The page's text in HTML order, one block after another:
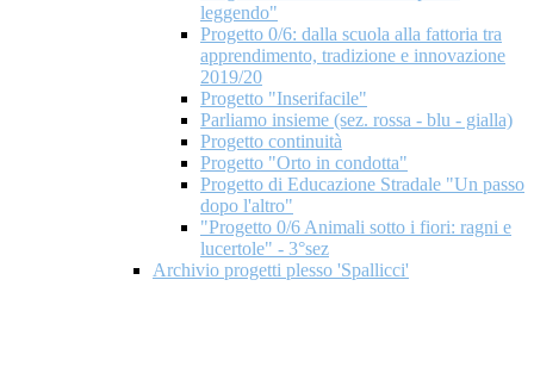
leggendo"
Progetto 0/6: dalla scuola alla fattoria tra
apprendimento, tradizione e innovazione
2019/20
Progetto "Inserifacile"
Parliamo insieme (sez. rossa - blu - gialla)
Progetto continuità
Progetto "Orto in condotta"
Progetto di Educazione Stradale "Un passo
dopo l'altro"
"Progetto 0/6 Animali sotto i fiori: ragni e
lucertole" - 3°sez
Archivio progetti plesso 'Spallicci'